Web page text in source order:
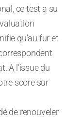
ce test a su
qu’au fur et
A l’issue du
score sur
de renouveler